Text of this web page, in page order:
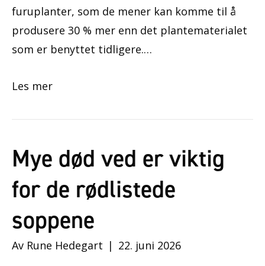
furuplanter, som de mener kan komme til å
produsere 30 % mer enn det plantematerialet
som er benyttet tidligere.…
Les mer
Mye død ved er viktig
for de rødlistede
soppene
Av Rune Hedegart | 22. juni 2026